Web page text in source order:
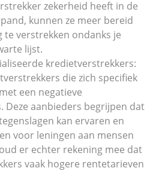
zekerheid heeft in de
kunnen ze meer bereid
te verstrekken ondanks je
lijst.
kredietverstrekkers:
die zich specifiek
een negatieve
Deze aanbieders begrijpen dat
kan ervaren en
voor leningen aan mensen
er echter rekening mee dat
vaak hogere rentetarieven